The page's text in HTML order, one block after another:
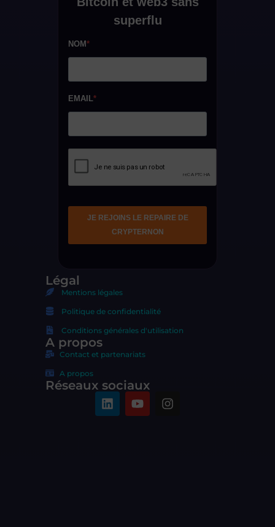
Légal
Mentions légales
Politique de confidentialité
Conditions générales d'utilisation
A propos
Contact et partenariats
A propos
Réseaux sociaux